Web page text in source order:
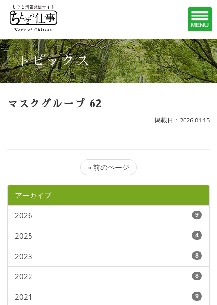
トピックス
マスクグループ 62
掲載日：2026.01.15
« 前のページ
アーカイブ
2026 9
2025 4
2023 8
2022 8
2021 9